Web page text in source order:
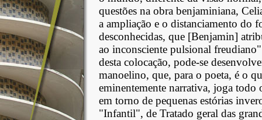
questões na obra benjaminiana,
a ampliação e o distanciamento do
desconhecidas, que [Benjamin]
ao inconsciente pulsional
desta colocação, pode-se
manoelino, que, para o poeta, é o
eminentemente narrativa, joga
em torno de pequenas estórias
"Infantil", de Tratado geral das